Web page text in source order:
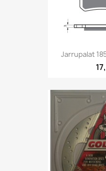
Jarrupalat